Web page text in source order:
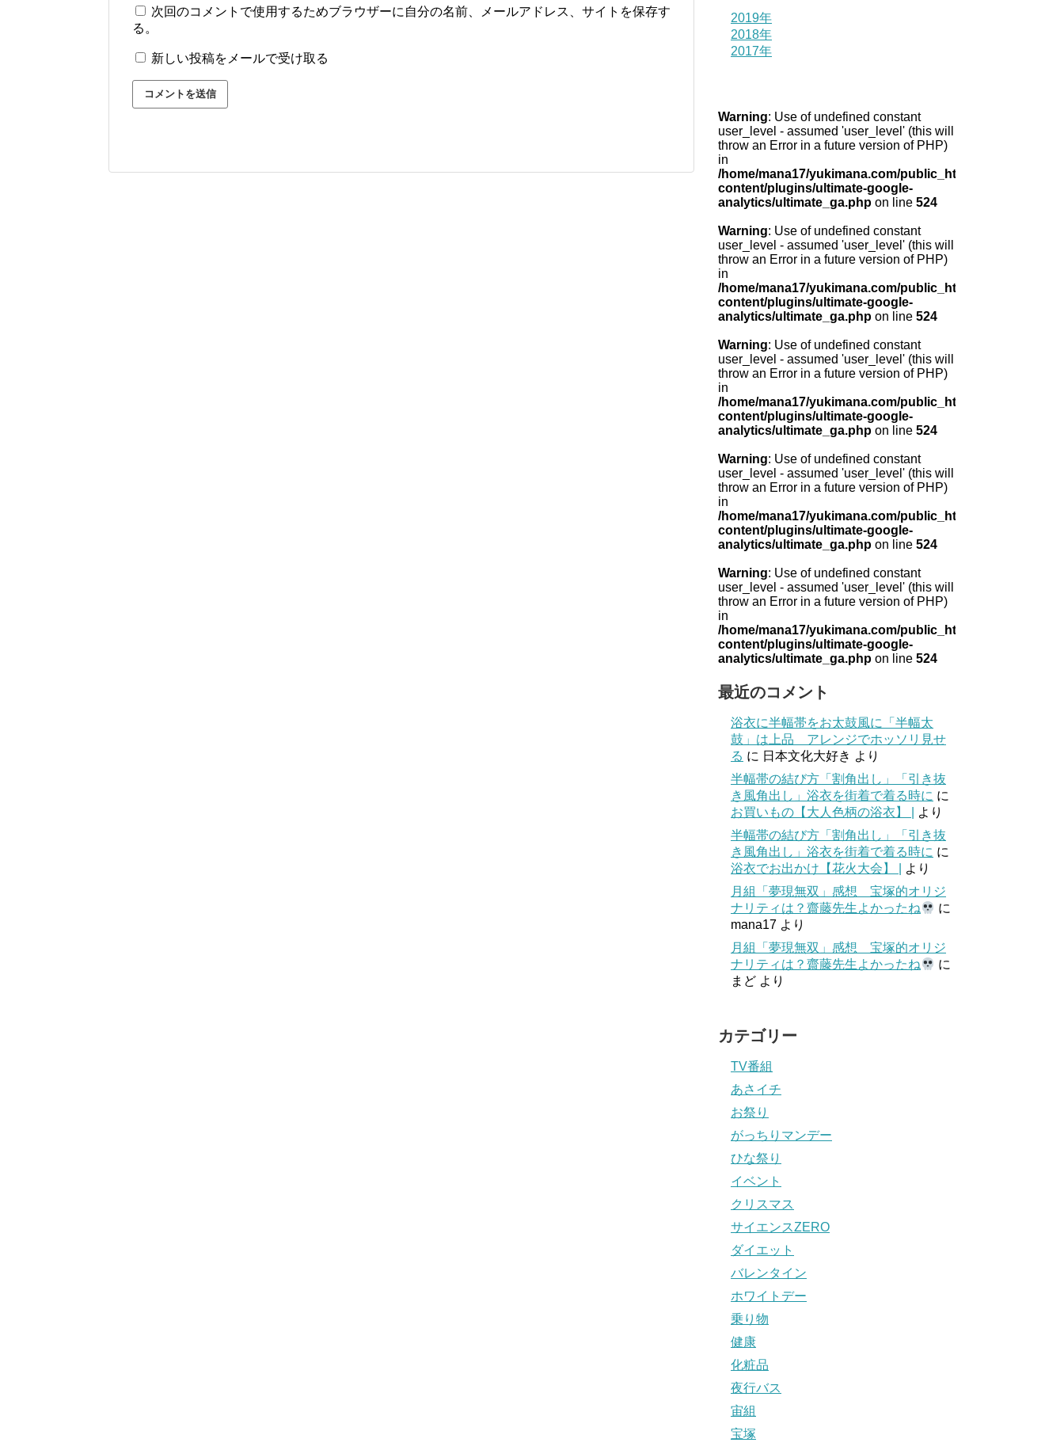
次回のコメントで使用するためブラウザーに自分の名前、メールアドレス、サイトを保存す
る。
新しい投稿をメールで受け取る
2019年
2018年
2017年
Warning: Use of undefined constant
user_level - assumed 'user_level' (this will
throw an Error in a future version of PHP)
in
/home/mana17/yukimana.com/public_html/wp-
content/plugins/ultimate-google-
analytics/ultimate_ga.php on line 524
Warning: Use of undefined constant
user_level - assumed 'user_level' (this will
throw an Error in a future version of PHP)
in
/home/mana17/yukimana.com/public_html/wp-
content/plugins/ultimate-google-
analytics/ultimate_ga.php on line 524
Warning: Use of undefined constant
user_level - assumed 'user_level' (this will
throw an Error in a future version of PHP)
in
/home/mana17/yukimana.com/public_html/wp-
content/plugins/ultimate-google-
analytics/ultimate_ga.php on line 524
Warning: Use of undefined constant
user_level - assumed 'user_level' (this will
throw an Error in a future version of PHP)
in
/home/mana17/yukimana.com/public_html/wp-
content/plugins/ultimate-google-
analytics/ultimate_ga.php on line 524
Warning: Use of undefined constant
user_level - assumed 'user_level' (this will
throw an Error in a future version of PHP)
in
/home/mana17/yukimana.com/public_html/wp-
content/plugins/ultimate-google-
analytics/ultimate_ga.php on line 524
最近のコメント
浴衣に半幅帯をお太鼓風に「半幅太
鼓」は上品 アレンジでホッソリ見せ
る に 日本文化大好き より
半幅帯の結び方「割角出し」「引き抜
き風角出し」浴衣を街着で着る時に に
お買いもの【大人色柄の浴衣】 |
より
半幅帯の結び方「割角出し」「引き抜
き風角出し」浴衣を街着で着る時に に
浴衣でお出かけ【花火大会】 |
より
月組「夢現無双」感想 宝塚的オリジ
ナリティは？齋藤先生よかったね
に
mana17 より
月組「夢現無双」感想 宝塚的オリジ
ナリティは？齋藤先生よかったね
に
まど より
カテゴリー
TV番組
あさイチ
お祭り
がっちりマンデー
ひな祭り
イベント
クリスマス
サイエンスZERO
ダイエット
バレンタイン
ホワイトデー
乗り物
健康
化粧品
夜行バス
宙組
宝塚